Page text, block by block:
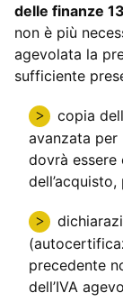
delle finanze
non è più
agevolata la
sufficiente
copia
avanzata per
dovrà essere
precedente
dell’IVA